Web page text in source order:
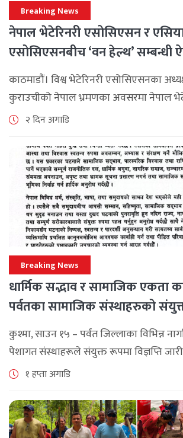
Breaking News
नेपाल भेटेरिनरी एसोसिएसन र
एसोसिएसनबीच ‘वन हेल्थ’ सम्बन्धी
समझदारी
काठमाडौं। विश्व भेटेरिनरी एसोसिएसनका
कुराउचीको नेपाल भ्रमणका अवसरमा नेपाल
एसोसिएसनले अन्तर्राष्ट्रिय सहकार्यलाई नयाँ
जनाएको छ। भ्रमणका क्रममा विश्व [...]
२ दिन अगाडि
Breaking News
धार्मिक सद्भाव र सामाजिक एकता
पर्वतका सामाजिक संस्थाहरुको
कुश्मा, साउन १५ – पर्वत जिल्लाका विभिन्न
पेशागत संस्थाहरूले संयुक्त रूपमा विज्ञप्ति जारी
सामाजिक एकता र कानुनी शासन कायम राख्न
१ हप्ता अगाडि